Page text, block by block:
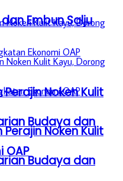
Noken Kulit
Budaya dan
OAP
Embun Salju
Noken Kulit
Budaya dan